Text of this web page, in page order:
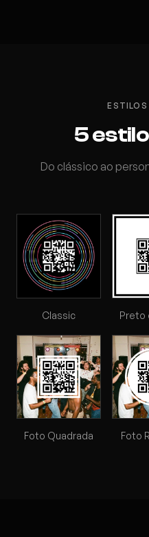
5
Do clássico ao
Classic Preto
Foto Quadrada Foto